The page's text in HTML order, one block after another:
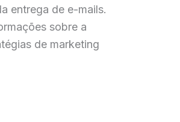
entrega de e-mails.
sobre a
de marketing